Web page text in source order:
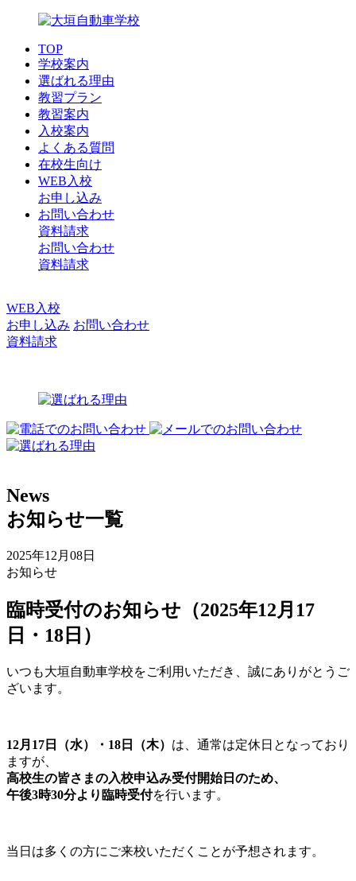
TOP
学校案内
選ばれる理由
教習プラン
教習案内
入校案内
よくある質問
在校生向け
WEB入校
お申し込み
お問い合わせ
資料請求
お問い合わせ
資料請求
WEB入校
お申し込み お問い合わせ
資料請求
News
お知らせ一覧
2025年12月08日
お知らせ
臨時受付のお知らせ（2025年12月17
日・18日）
いつも大垣自動車学校をご利用いただき、誠にありがとうご
ざいます。
12月17日（水）・18日（木） は、通常は定休日となっており
ますが、
高校生の皆さまの入校申込み受付開始日のため、
午後3時30分より臨時受付を行います。
当日は多くの方にご来校いただくことが予想されます。